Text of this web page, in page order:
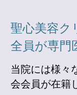
聖心美容ク
全員が専門
当院には様々
会会員が在籍